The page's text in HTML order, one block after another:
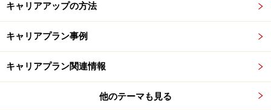
キャリアアップの方法
キャリアプラン事例
キャリアプラン関連情報
他のテーマも見る